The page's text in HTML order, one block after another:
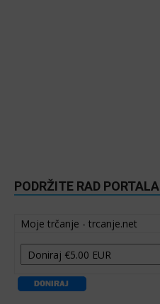
PODRŽITE RAD PORTALA
Moje trčanje - trcanje.net